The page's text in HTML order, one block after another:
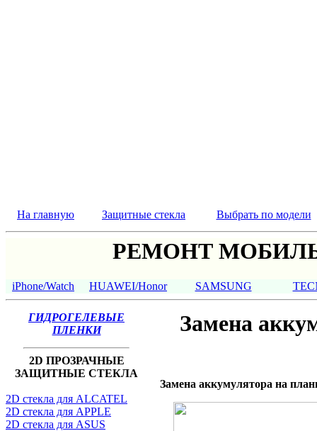
На главную Защитные стекла Выбрать по модели
РЕМОНТ
iPhone/Watch HUAWEI/Honor SAMSUNG
ГИДРОГЕЛЕВЫЕ
ПЛЕНКИ
2D ПРОЗРАЧНЫЕ
ЗАЩИТНЫЕ СТЕКЛА
2D стекла для ALCATEL
2D стекла для APPLE
2D стекла для ASUS
Замена
Замена аккумулятора на